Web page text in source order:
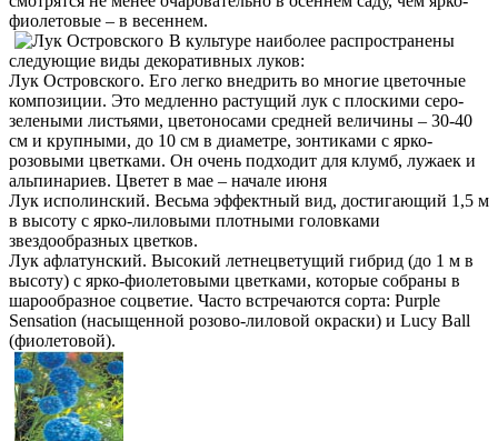
фиолетовые – в весеннем.
В культуре наиболее распространены
следующие виды декоративных луков:
Лук Островского. Его легко внедрить во многие цветочные
композиции. Это медленно растущий лук с плоскими серо-
зелеными листьями, цветоносами средней величины – 30-40
см и крупными, до 10 см в диаметре, зонтиками с ярко-
розовыми цветками. Он очень подходит для клумб, лужаек и
альпинариев. Цветет в мае – начале июня
Лук исполинский. Весьма эффектный вид, достигающий 1,5 м
в высоту с ярко-лиловыми плотными головками
звездообразных цветков.
Лук афлатунский. Высокий летнецветущий гибрид (до 1 м в
высоту) с ярко-фиолетовыми цветками, которые собраны в
шарообразное соцветие. Часто встречаются сорта: Purple
Sensation (насыщенной розово-лиловой окраски) и Lucy Ball
(фиолетовой).